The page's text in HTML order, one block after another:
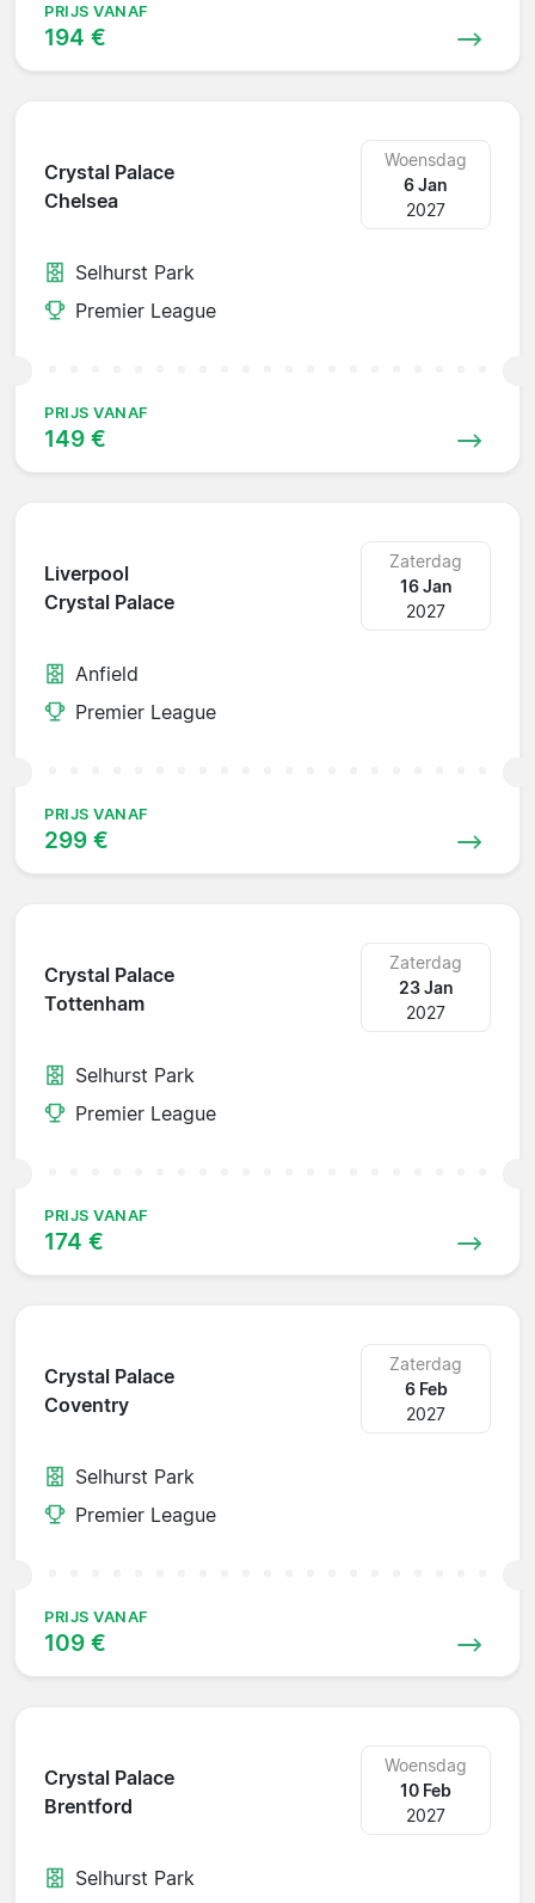
PRIJS VANAF
194 €
Crystal Palace
Chelsea
Woensdag
6 Jan
2027
Selhurst Park
Premier League
PRIJS VANAF
149 €
Liverpool
Crystal Palace
Zaterdag
16 Jan
2027
Anfield
Premier League
PRIJS VANAF
299 €
Crystal Palace
Tottenham
Zaterdag
23 Jan
2027
Selhurst Park
Premier League
PRIJS VANAF
174 €
Crystal Palace
Coventry
Zaterdag
6 Feb
2027
Selhurst Park
Premier League
PRIJS VANAF
109 €
Crystal Palace
Brentford
Woensdag
10 Feb
2027
Selhurst Park